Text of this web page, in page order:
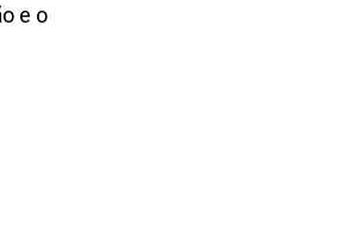
e o